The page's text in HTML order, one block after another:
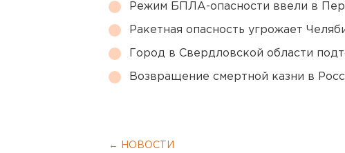
Режим БПЛА-опасности ввели в
Ракетная опасность угрожает
Город в Свердловской области
Возвращение смертной казни в
← НОВОСТИ